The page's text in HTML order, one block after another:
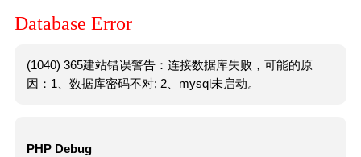
Database Error
(1040) 365建站错误警告：连接数据库失败，可能的原
因：1、数据库密码不对; 2、mysql未启动。
PHP Debug